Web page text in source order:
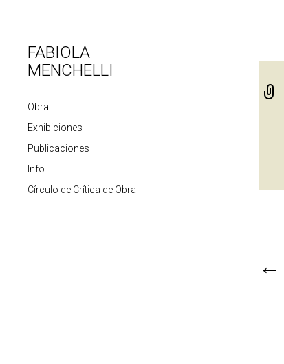
FABIOLA
MENCHELLI
Obra
Exhibiciones
Publicaciones
Info
Círculo de Crítica de Obra
←